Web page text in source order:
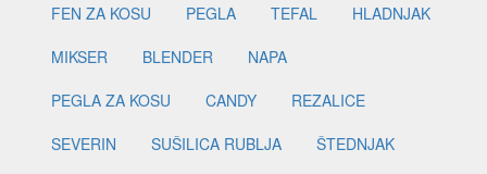
FEN ZA KOSU
PEGLA TEFAL
HLADNJAK
MIKSER
BLENDER
NAPA
PEGLA ZA KOSU
CANDY
REZALICE
SEVERIN
SUŠILICA RUBLJA
ŠTEDNJAK